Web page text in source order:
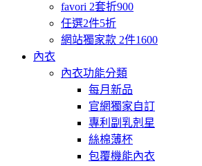
favori 2套折900
任選2件5折
網站獨家款 2件1600
內衣
內衣功能分類
每月新品
官網獨家自訂
專利副乳剋星
絲棉薄杯
包覆機能內衣